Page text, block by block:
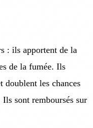
: ils apportent de la
de la fumée. Ils
doublent les chances
Ils sont remboursés sur